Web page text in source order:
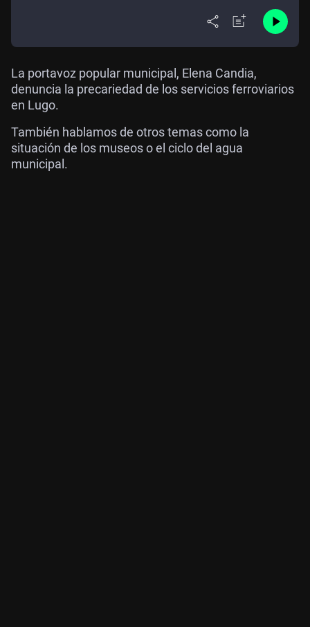
La portavoz popular municipal, Elena Candia,
denuncia la precariedad de los servicios ferroviarios
en Lugo.
También hablamos de otros temas como la
situación de los museos o el ciclo del agua
municipal.